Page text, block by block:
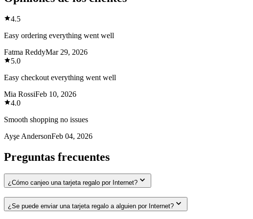
4.5
Easy ordering everything went well
Fatma ReddyMar 29, 2026
5.0
Easy checkout everything went well
Mia RossiFeb 10, 2026
4.0
Smooth shopping no issues
Ayşe AndersonFeb 04, 2026
Preguntas frecuentes
¿Cómo canjeo una tarjeta regalo por Internet?
¿Se puede enviar una tarjeta regalo a alguien por Internet?